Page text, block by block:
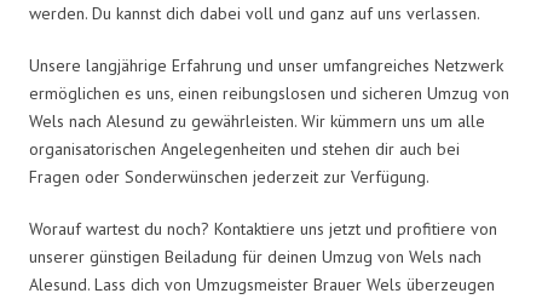
werden. Du kannst dich dabei voll und ganz auf uns verlassen.
Unsere langjährige Erfahrung und unser umfangreiches Netzwerk
ermöglichen es uns, einen reibungslosen und sicheren Umzug von
Wels nach Alesund zu gewährleisten. Wir kümmern uns um alle
organisatorischen Angelegenheiten und stehen dir auch bei
Fragen oder Sonderwünschen jederzeit zur Verfügung.
Worauf wartest du noch? Kontaktiere uns jetzt und profitiere von
unserer günstigen Beiladung für deinen Umzug von Wels nach
Alesund. Lass dich von Umzugsmeister Brauer Wels überzeugen